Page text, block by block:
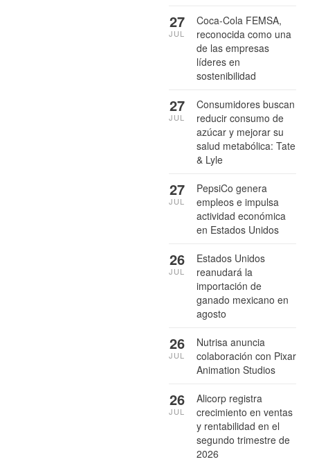
Coca-Cola FEMSA,
reconocida como una
de las empresas
líderes en
sostenibilidad
27
JUL
Consumidores buscan
reducir consumo de
azúcar y mejorar su
salud metabólica: Tate
& Lyle
27
JUL
PepsiCo genera
empleos e impulsa
actividad económica
en Estados Unidos
27
JUL
Estados Unidos
reanudará la
importación de
ganado mexicano en
agosto
26
JUL
Nutrisa anuncia
colaboración con Pixar
Animation Studios
26
JUL
Alicorp registra
crecimiento en ventas
y rentabilidad en el
segundo trimestre de
2026
26
JUL